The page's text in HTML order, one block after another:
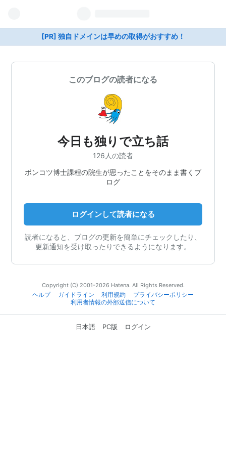
[PR] 独自ドメインは早めの取得がおすすめ！
このブログの読者になる
今日も独りで立ち話
126人の読者
ポンコツ博士課程の院生が思ったことをそのまま書くブ
ログ
ログインして読者になる
読者になると、ブログの更新を簡単にチェックしたり、
更新通知を受け取ったりできるようになります。
Copyright (C) 2001-2026 Hatena. All Rights Reserved.
ヘルプ
ガイドライン 利用規約
プライバシーポリシー
利用者情報の外部送信について
日本語 PC版 ログイン